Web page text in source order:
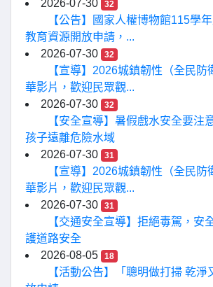
2026-07-30
32
【公告】國家人權博物館115學
教育資源開放申請，...
2026-07-30
32
【宣導】2026城鎮韌性（全民防
華影片，歡迎民眾觀...
2026-07-30
32
【安全宣導】暑假戲水安全要注
孩子遠離危險水域
2026-07-30
31
【宣導】2026城鎮韌性（全民防
華影片，歡迎民眾觀...
2026-07-30
31
【交通安全宣導】拒絕毒駕，安
護道路安全
2026-08-05
18
【活動公告】「聰明做打掃 乾淨